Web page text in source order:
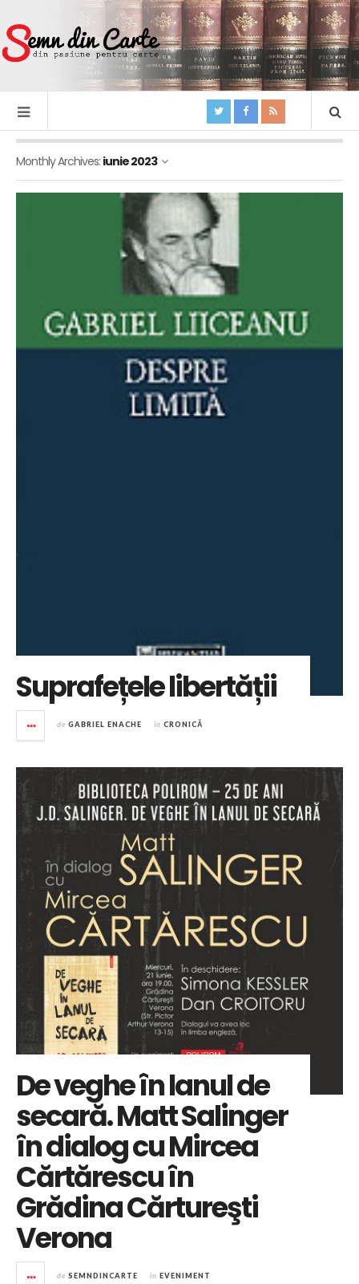
Monthly Archives: iunie 2023
Suprafețele libertății
de GABRIEL ENACHE în CRONICĂ
De veghe în lanul de
secară. Matt Salinger
în dialog cu Mircea
Cărtărescu în
Grădina Cărtureşti
Verona
de SEMNDINCARTE în EVENIMENT